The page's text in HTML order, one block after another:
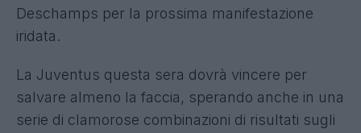
Deschamps per la prossima manifestazione
iridata.
La Juventus questa sera dovrà vincere per
salvare almeno la faccia, sperando anche in una
serie di clamorose combinazioni di risultati sugli